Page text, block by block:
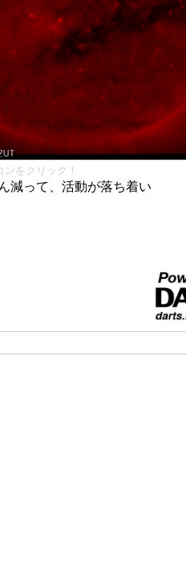
をクリック！
減って、活動が落ち着い